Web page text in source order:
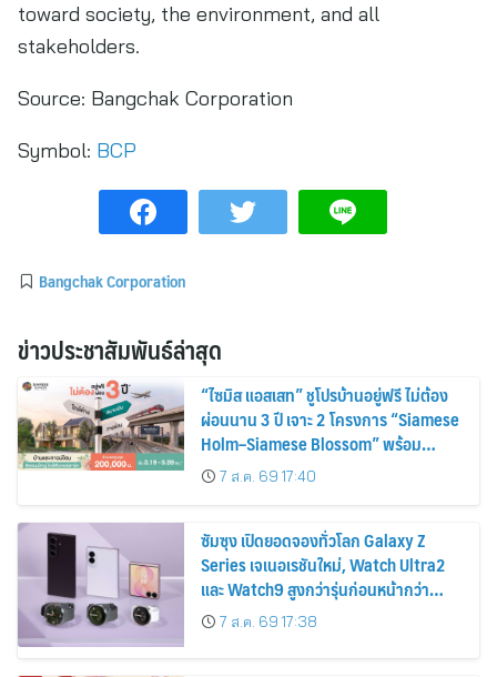
toward society, the environment, and all
stakeholders.
Source: Bangchak Corporation
Symbol: BCP
Bangchak Corporation
ข่าวประชาสัมพันธ์ล่าสุด
“ไซมิส แอสเสท” ชูโปรบ้านอยู่ฟรี ไม่ต้อง
ผ่อนนาน 3 ปี เจาะ 2 โครงการ “Siamese
Holm–Siamese Blossom” พร้อม
ส่วนลดและสิทธิพิเศษถึง 31 สิงหาคม
2569
7 ส.ค. 69 17:40
ซัมซุง เปิดยอดจองทั่วโลก Galaxy Z
Series เจเนอเรชันใหม่, Watch Ultra2
และ Watch9 สูงกว่ารุ่นก่อนหน้ากว่า
30%7 ส.ค. 69 17:38